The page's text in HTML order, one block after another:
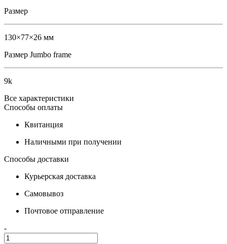
Размер
130×77×26 мм
Размер Jumbo frame
9k
Все характеристики
Способы оплаты
Квитанция
Наличными при получении
Способы доставки
Курьерская доставка
Самовывоз
Почтовое отправление
-